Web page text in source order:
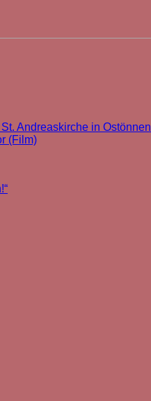
Andreaskirche in Ostönnen
(Film)